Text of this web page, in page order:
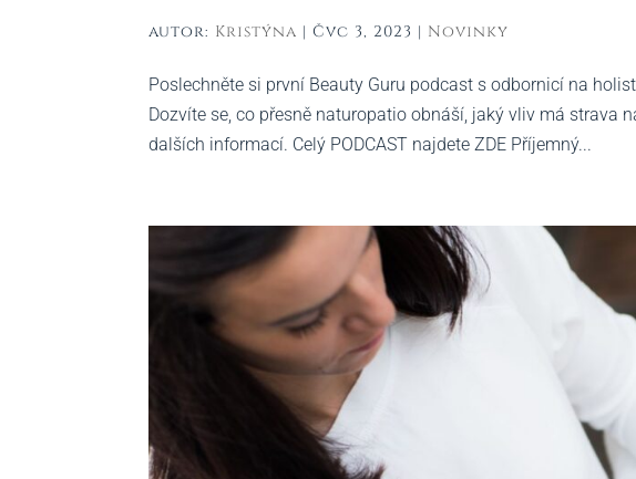
autor: Kristýna |Čvc 3, 2023 | Novinky
Poslechněte si první Beauty Guru podcast s odbornicí na
Dozvíte se, co přesně naturopatio obnáší, jaký vliv má strava
dalších informací. Celý PODCAST najdete ZDE Příjemný...